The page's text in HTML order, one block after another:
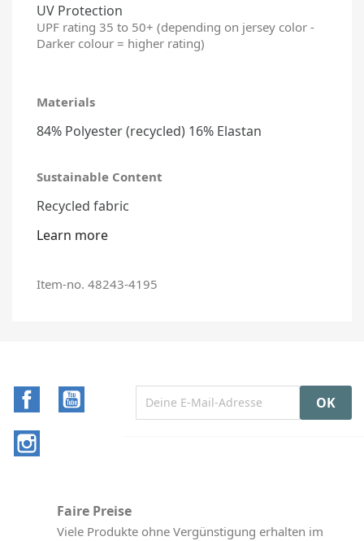
UV Protection
UPF rating 35 to 50+ (depending on jersey color -
Darker colour = higher rating)
Materials
84% Polyester (recycled) 16% Elastan
Sustainable Content
Recycled fabric
Learn more
Item-no. 48243-4195
Facebook
Faire Preise
Viele Produkte ohne Vergünstigung erhalten im